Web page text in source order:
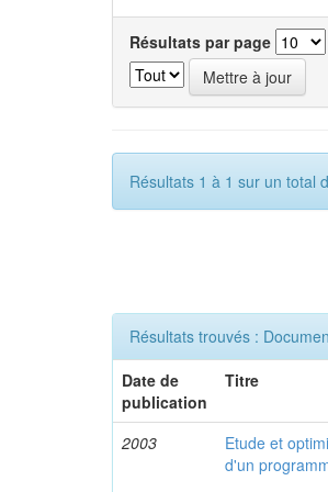
Résultats par page
Résultats 1 à 1 sur un total
Résultats trouvés :
Date de
publication
Titre
2003
Etude et
d'un